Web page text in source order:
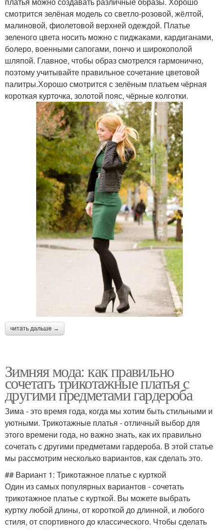
смотрится зелёная модель со светло-розовой, жёлтой,
малиновой, фиолетовой верхней одеждой. Платье
зеленого цвета носить можно с пиджаками, кардиганами,
болеро, военными сапогами, пончо и широкополой
шляпой. Главное, чтобы образ смотрелся гармонично,
поэтому учитывайте правильное сочетание цветовой
палитры.Хорошо смотрится с зелёным платьем чёрная
короткая курточка, золотой пояс, чёрные колготки.
читать дальше →
Зимняя мода: как правильно
сочетать трикотажные платья с
другими предметами гардероба
Зима - это время года, когда мы хотим быть стильными и
уютными. Трикотажные платья - отличный выбор для
этого времени года, но важно знать, как их правильно
сочетать с другими предметами гардероба. В этой статье
мы рассмотрим несколько вариантов, как сделать это.
## Вариант 1: Трикотажное платье с курткой
Один из самых популярных вариантов - сочетать
трикотажное платье с курткой. Вы можете выбрать
куртку любой длины, от короткой до длинной, и любого
стиля, от спортивного до классического. Чтобы сделать